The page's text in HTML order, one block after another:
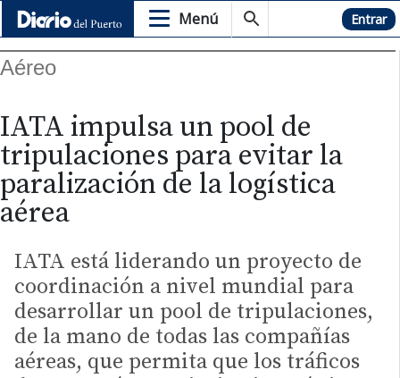
Menú Hemeroteca Entrar
Aéreo
IATA impulsa un pool de
tripulaciones para evitar la
paralización de la logística
aérea
IATA está liderando un proyecto de
coordinación a nivel mundial para
desarrollar un pool de tripulaciones,
de la mano de todas las compañías
aéreas, que permita que los tráficos